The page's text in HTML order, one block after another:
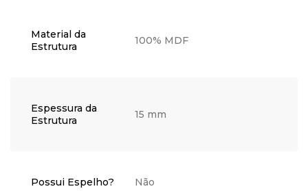
Material da
Estrutura
100% MDF
Espessura da
Estrutura
15 mm
Possui Espelho? Não